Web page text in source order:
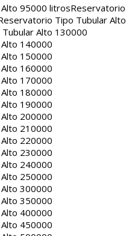
95000 litrosReservatorio
Tipo Tubular Alto
Alto 130000
140000
150000
160000
170000
180000
190000
200000
210000
220000
230000
240000
250000
300000
350000
400000
450000